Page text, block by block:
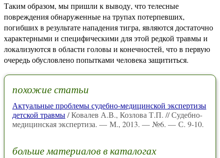
Таким образом, мы пришли к выводу, что телесные
повреждения обнаруженные на трупах потерпевших,
погибших в результате нападения тигра, являются достаточно
характерными и специфическими для этой редкой травмы и
локализуются в области головы и конечностей, что в первую
очередь обусловлено попытками человека защититься.
похожие статьи
Актуальные проблемы судебно-медицинской экспертизы
детской травмы/ Ковалев А.В., Козлова Т.П. // Судебно-
медицинская экспертиза. — М., 2013. — №6. — С. 9-10.
больше материалов в каталогах